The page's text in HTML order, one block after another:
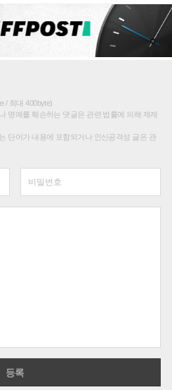
/ 최대 400byte)
명예를 훼손하는 댓글은 관련 법률에 의해 제재
단어가 내용에 포함되거나 인신공격성 글은 관